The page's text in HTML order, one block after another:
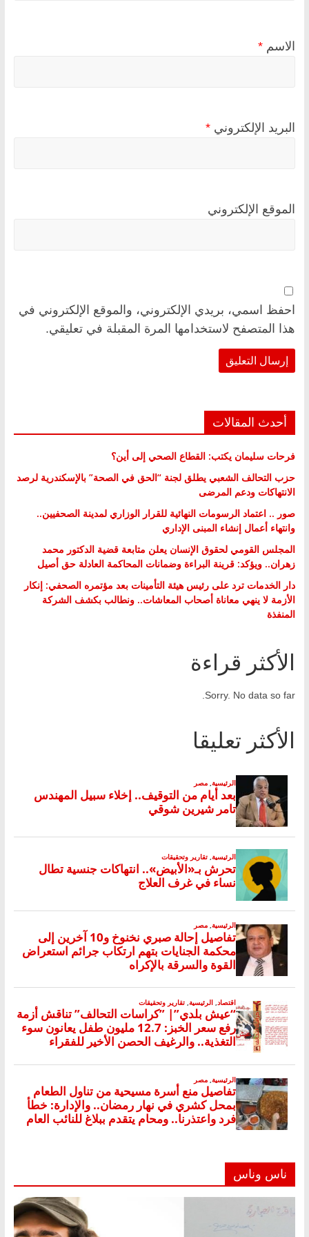
الاسم *
البريد الإلكتروني *
الموقع الإلكتروني
احفظ اسمي، بريدي الإلكتروني، والموقع الإلكتروني في
هذا المتصفح لاستخدامها المرة المقبلة في تعليقي.
أحدث المقالات
فرحات سليمان يكتب: القطاع الصحي إلى أين؟
حزب التحالف الشعبي يطلق لجنة “الحق في الصحة” بالإسكندرية لرصد
الانتهاكات ودعم المرضى
صور .. اعتماد الرسومات النهائية للقرار الوزاري لمدينة الصحفيين..
وانتهاء أعمال إنشاء المبنى الإداري
المجلس القومي لحقوق الإنسان يعلن متابعة قضية الدكتور محمد
زهران.. ويؤكد: قرينة البراءة وضمانات المحاكمة العادلة حق أصيل
دار الخدمات ترد على رئيس هيئة التأمينات بعد مؤتمره الصحفي: إنكار
الأزمة لا ينهي معاناة أصحاب المعاشات.. ونطالب بكشف الشركة
المنفذة
الأكثر قراءة
Sorry. No data so far.
الأكثر تعليقا
ناس وناس